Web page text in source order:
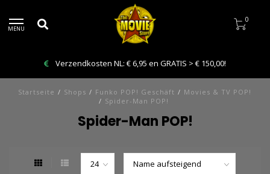
MENU
0
Verzendkosten NL: € 6,95 en GRATIS > € 150,00!
Startseite / Shops / Funko POP! Geschäft / Movies & TV POP!
/ Spider-Man POP!
Spider-Man POP!